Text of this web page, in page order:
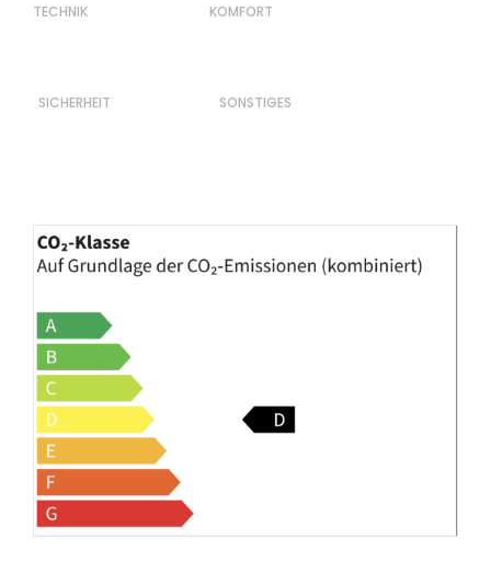
TECHNIK KOMFORT
SICHERHEIT SONSTIGES